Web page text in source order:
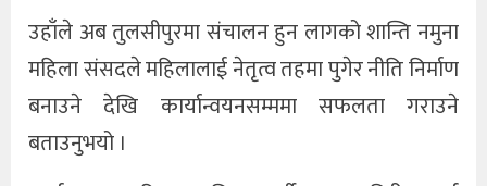
उहाँले अब तुलसीपुरमा संचालन हुन लागको शान्ति नमुना
महिला संसदले महिलालाई नेतृत्व तहमा पुगेर नीति निर्माण
बनाउने देखि कार्यान्वयनसम्ममा सफलता गराउने
बताउनुभयो ।